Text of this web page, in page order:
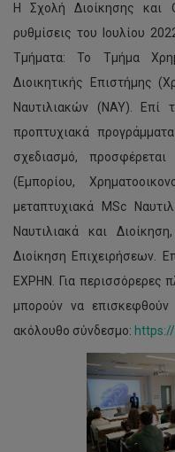
Η Σχολή Διοίκησης και
ρυθμίσεις του Ιουλίου
Τμήματα: Το Τμήμα
Διοικητικής Επιστήμης
Ναυτιλιακών (ΝΑΥ). Επί
προπτυχιακά
σχεδιασμό,
(Εμπορίου,
μεταπτυχιακά MSc
Ναυτιλιακά και
Διοίκηση Επιχειρήσεων.
ΕΧΡΗΝ. Για περισσόρερες
μπορούν να
ακόλουθο σύνδεσμο: